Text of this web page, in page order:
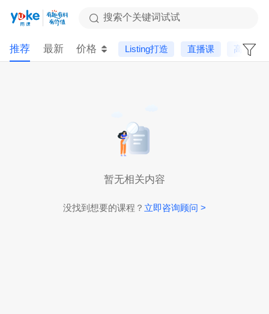
搜索个关键词试试
推荐 最新 价格 Listing打造 直播课 高阶课
暂无相关内容
没找到想要的课程？ 立即咨询顾问 >